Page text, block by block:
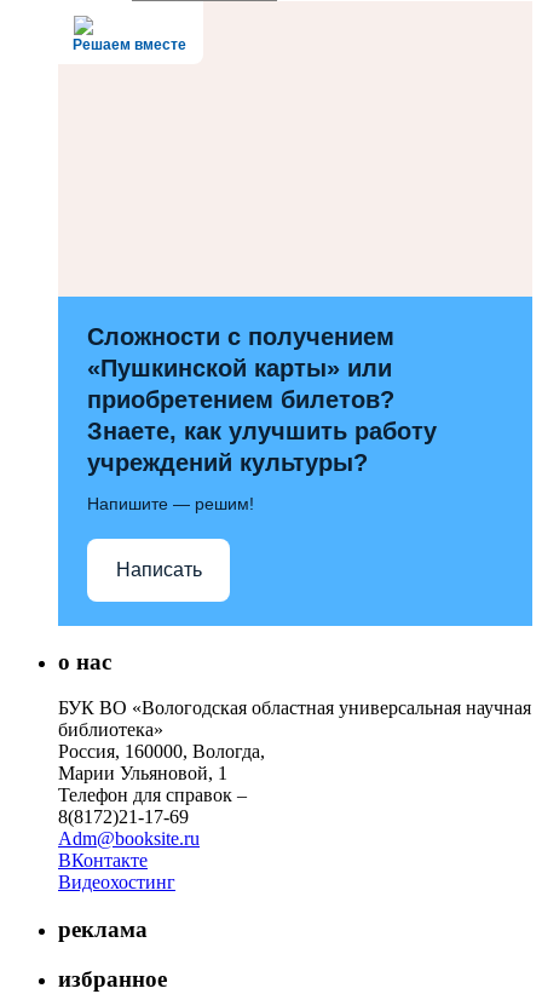
Решаем вместе
Сложности с получением
«Пушкинской карты» или
приобретением билетов?
Знаете, как улучшить работу
учреждений культуры?
Напишите — решим!
Написать
о нас
БУК ВО «Вологодская областная универсальная научная
библиотека»
Россия, 160000, Вологда,
Марии Ульяновой, 1
Телефон для справок –
8(8172)21-17-69
Adm@booksite.ru
ВКонтакте
Видеохостинг
реклама
избранное